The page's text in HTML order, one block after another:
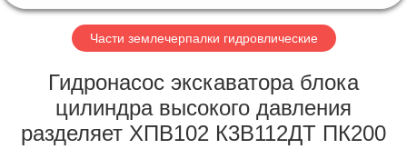
ПУТЕШЕСТВИЕ
ФАБРИКИ
ПРОВЕРКА
КАЧЕСТВА
Части землечерпалки гидровлические
Гидронасос экскаватора блока
цилиндра высокого давления
разделяет ХПВ102 К3В112ДТ ПК200